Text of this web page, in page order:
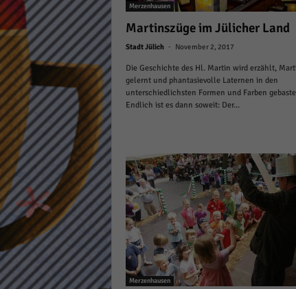
Merzenhausen
Martinszüge im Jülicher Land
Stadt Jülich - November 2, 2017
Die Geschichte des Hl. Martin wird erzählt,
gelernt und phantasievolle Laternen in den
unterschiedlichsten Formen und Farben
Endlich ist es dann soweit: Der...
Merzenhausen